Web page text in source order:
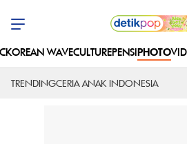
KOREAN WAVECULTUREPENSIPHOTO
TRENDINGCERIA ANAK INDONESIA